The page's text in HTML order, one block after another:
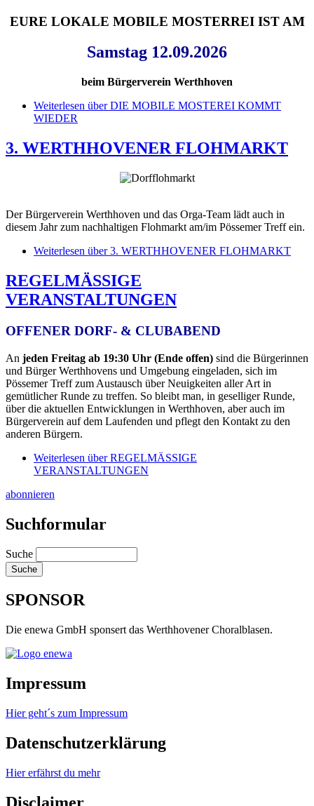
EURE LOKALE MOBILE MOSTERREI IST AM
Samstag 12.09.2026
beim Bürgerverein Werthhoven
Weiterlesen über DIE MOBILE MOSTEREI KOMMT
WIEDER
3. WERTHHOVENER FLOHMARKT
Der Bürgerverein Werthhoven und das Orga-Team lädt auch in
diesem Jahr zum nachhaltigen Flohmarkt am/im Pössemer Treff ein.
Weiterlesen über 3. WERTHHOVENER FLOHMARKT
REGELMÄSSIGE
VERANSTALTUNGEN
OFFENER DORF- & CLUBABEND
An jeden Freitag ab 19:30 Uhr (Ende offen) sind die Bürgerinnen
und Bürger Werthhovens und Umgebung eingeladen, sich im
Pössemer Treff zum Austausch über Neuigkeiten aller Art in
gemütlicher Runde zu treffen. So bleibt man, in geselliger Runde,
über die aktuellen Entwicklungen in Werthhoven, aber auch im
Bürgerverein auf dem Laufenden und pflegt den Kontakt zu den
anderen Bürgern.
Weiterlesen über REGELMÄSSIGE
VERANSTALTUNGEN
abonnieren
Suchformular
Suche
SPONSOR
Die enewa GmbH sponsert das Werthhovener Choralblasen.
Impressum
Hier geht´s zum Impressum
Datenschutzerklärung
Hier erfährst du mehr